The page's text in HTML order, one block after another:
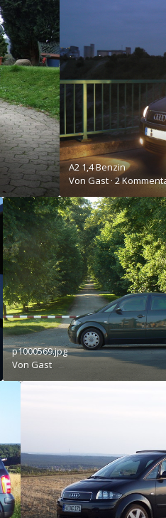
A2 1,4 Benzin
Von Gast ·2
p1000569.jpg
Von Gast